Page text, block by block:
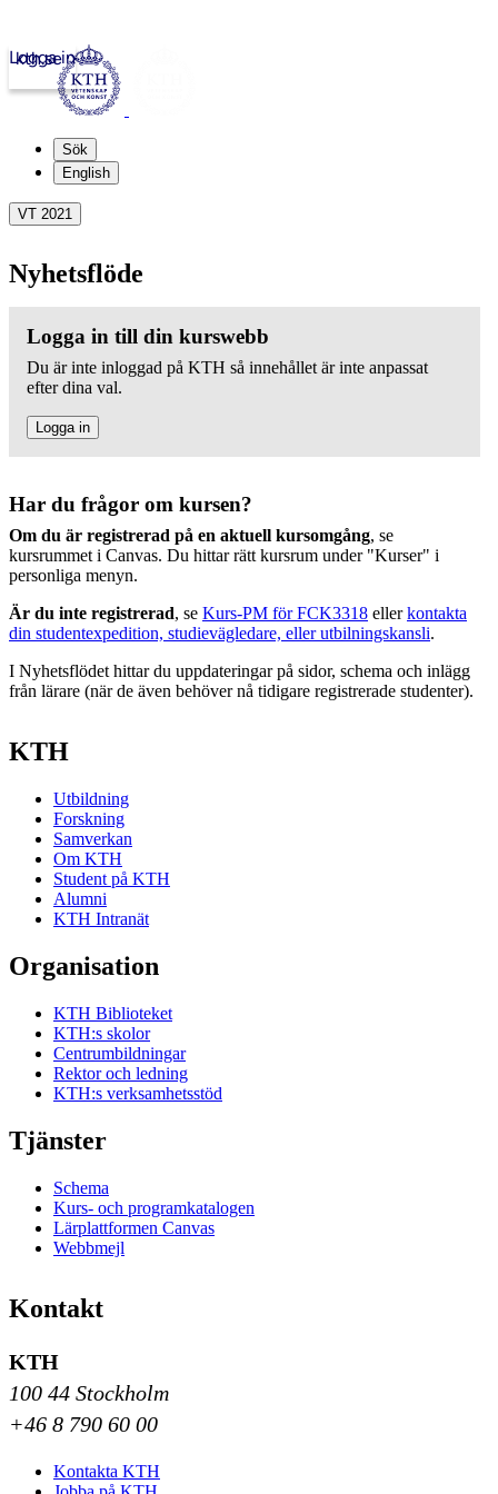
kth.se
Logga in
Sök
English
VT 2021
Nyhetsflöde
Logga in till din kurswebb
Du är inte inloggad på KTH så innehållet är inte anpassat
efter dina val.
Logga in
Har du frågor om kursen?
Om du är registrerad på en aktuell kursomgång, se
kursrummet i Canvas. Du hittar rätt kursrum under "Kurser" i
personliga menyn.
Är du inte registrerad, se Kurs-PM för FCK3318 ellerkontakta
din studentexpedition, studievägledare, eller utbilningskansli.
I Nyhetsflödet hittar du uppdateringar på sidor, schema och inlägg
från lärare (när de även behöver nå tidigare registrerade studenter).
KTH
Utbildning
Forskning
Samverkan
Om KTH
Student på KTH
Alumni
KTH Intranät
Organisation
KTH Biblioteket
KTH:s skolor
Centrumbildningar
Rektor och ledning
KTH:s verksamhetsstöd
Tjänster
Schema
Kurs- och programkatalogen
Lärplattformen Canvas
Webbmejl
Kontakt
KTH
100 44 Stockholm
+46 8 790 60 00
Kontakta KTH